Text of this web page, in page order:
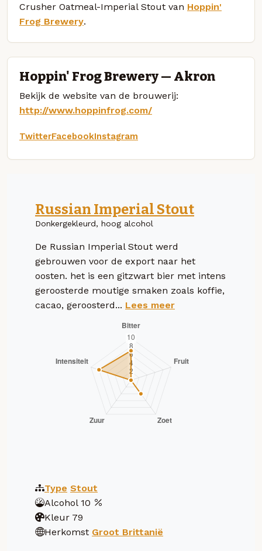
Crusher Oatmeal-Imperial Stout van Hoppin'
Frog Brewery.
Hoppin' Frog Brewery — Akron
Bekijk de website van de brouwerij:
http://www.hoppinfrog.com/
TwitterFacebookInstagram
Russian Imperial Stout
Donkergekleurd, hoog alcohol
De Russian Imperial Stout werd
gebrouwen voor de export naar het
oosten. het is een gitzwart bier met intens
geroosterde moutige smaken zoals koffie,
cacao, geroosterd... Lees meer
Type Stout
Alcohol 10
Kleur 79
Herkomst Groot Brittanië